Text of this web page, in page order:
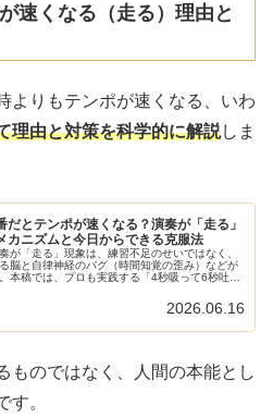
速くなる（走る）理由と
よりもテンポが速くなる、いわ
理由と対策を科学的に解説しま
だとテンポが速くなる？演奏が「走る」
カニズムと今日からできる克服法
が「走る」現象は、練習不足のせいではなく、
脳と自律神経のバグ（時間知覚の歪み）などが
本稿では、プロも実践する「4秒吸って6秒吐
克服法を徹底解説します！
2026.06.16
ものではなく、人間の本能とし
す。